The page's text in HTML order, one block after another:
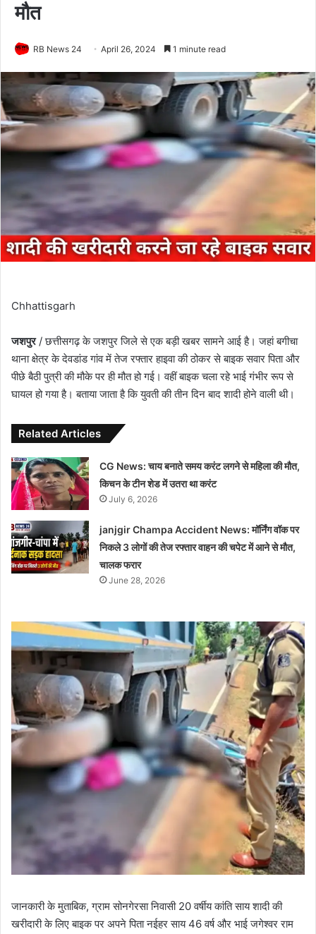
मौत
RB News 24 April 26, 2024 1 minute read
Chhattisgarh
जशपुर/ छत्तीसगढ़ के जशपुर जिले से एक बड़ी खबर सामने आई है। जहां बगीचा
थाना क्षेत्र के देवडांड गांव में तेज रफ्तार हाइवा की ठोकर से बाइक सवार पिता और
पीछे बैठी पुत्री की मौके पर ही मौत हो गई। वहीं बाइक चला रहे भाई गंभीर रूप से
घायल हो गया है। बताया जाता है कि युवती की तीन दिन बाद शादी होने वाली थी।
Related Articles
CG News: चाय बनाते समय करंट लगने से महिला की मौत,
किचन के टीन शेड में उतरा था करंट
July 6, 2026
janjgir Champa Accident News: मॉर्निंग वॉक पर
निकले 3 लोगों की तेज रफ्तार वाहन की चपेट में आने से मौत,
चालक फरार
June 28, 2026
जानकारी के मुताबिक, ग्राम सोनगेरसा निवासी 20 वर्षीय कांति साय शादी की
खरीदारी के लिए बाइक पर अपने पिता नईहर साय 46 वर्ष और भाई जगेश्वर राम